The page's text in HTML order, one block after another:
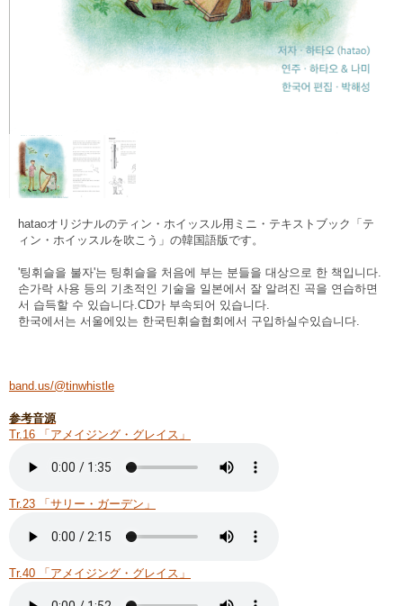
hataoオリジナルのティン・ホイッスル用ミニ・テキストブック「テ
ィン・ホイッスルを吹こう」の韓国語版です。
'팅휘슬을 불자'는 팅휘슬을 처음에 부는 분들을 대상으로 한 책입니다.
손가락 사용 등의 기초적인 기술을 일본에서 잘 알려진 곡을 연습하면
서 습득할 수 있습니다.CD가 부속되어 있습니다.
한국에서는 서울에있는 한국틴휘슬협회에서 구입하실수있습니다.
band.us/@tinwhistle
参考音源
Tr.16 「アメイジング・グレイス」
Tr.23 「サリー・ガーデン」
Tr.40 「アメイジング・グレイス」